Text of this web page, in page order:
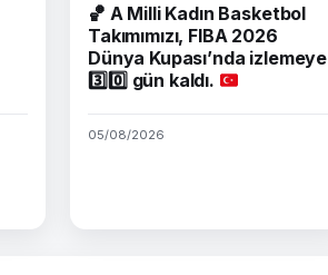
🏀 A Milli Kadın Basketbol
Takımımızı, FIBA 2026
Dünya Kupası’nda izlemeye
3️⃣0️⃣gün kaldı.
05/08/2026